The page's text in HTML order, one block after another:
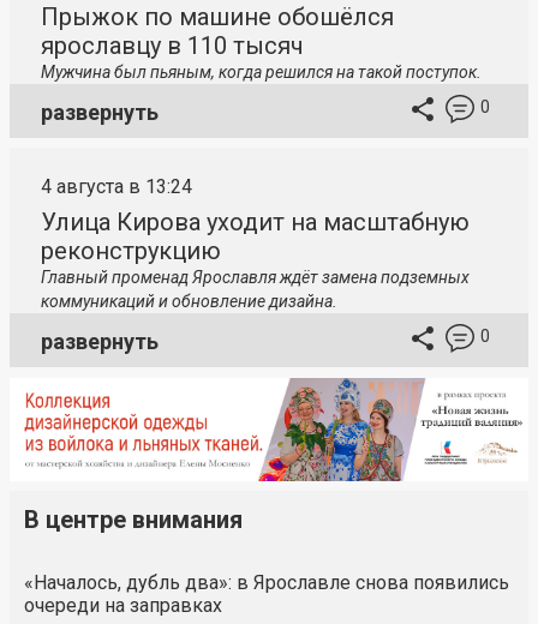
Прыжок по машине обошёлся
ярославцу в 110 тысяч
Мужчина был пьяным, когда решился на такой поступок.
развернуть 0
4 августа в 13:24
Улица Кирова уходит на масштабную
реконструкцию
Главный променад Ярославля ждёт замена подземных
коммуникаций и обновление дизайна.
развернуть 0
В центре внимания
«Началось, дубль два»: в Ярославле снова появились
очереди на заправках